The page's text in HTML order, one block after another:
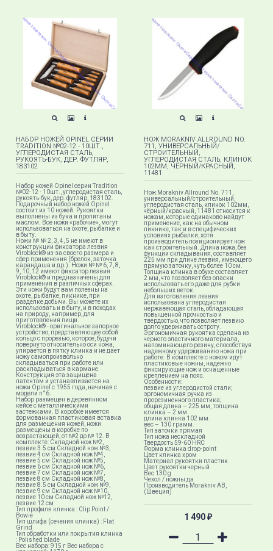
НАБОР НОЖЕЙ OPINEL СЕРИИ
TRADITION №02-12 - 10ШТ.,
УГЛЕРОДИСТАЯ СТАЛЬ,
РУКОЯТЬ-БУК, ДЕР. ФУТЛЯР,
183102
Набор ножей Opinel серии Tradition
№02-12 - 10шт., углеродистая сталь,
рукоять-бук, дер. футляр, 183102.
Подарочный набор ножей Opinel
состоит из 10 ножей. Рукоятки
выполнены из бука и пропитаны
маслом. Все ножи «рабочие», могут
использоваться на охоте, рыбалке и
в быту.
Ножи № № 2, 3, 4, 5 не имеют в
конструкции фиксатора лезвия
Viroblock® из-за своего размера и
сфер применения (брелок, заточка
карандаша и др.). Ножи № № 6, 7, 8,
9, 10, 12 имеют фиксатор лезвия
Viroblock® и предназначены для
применения в различных сферах.
Эти ножи будут вам полезны на
охоте, рыбалке, пикнике, при
разделке добычи. Вы можете их
использовать и в быту, и в походах
на природу, например, для
приготовления пищи.
Viroblock® - оригинальное запорное
устройство, представляющее собой
кольцо с прорезью, которое, будучи
повернуто относительно оси ножа,
упирается в пятку клинка и не дает
ножу самопроизвольно
складываться при работе или
раскладываться в кармане.
Конструкция эта защищена
патентом и устанавливается на
ножи Opinel с 1955 года, начиная с
модели n°6.
Набор размещен в деревянном
кейсе с металлическими
застежками. В коробке имеется
формованная пластиковая вставка
для размещения ножей, ножи
размещены в коробке по
возрастающей, от №2 до № 12. В
комплекте: Складной нож №2,
лезвие 3.5 см Складной нож №3,
лезвие 4 см Складной нож №4,
лезвие 5 см Складной нож №5,
лезвие 6 см Складной нож №6,
лезвие 7 см Складной нож №7,
лезвие 8 см Складной нож №8,
лезвие 8.5 см Складной нож №9,
лезвие 9 см Складной нож №10,
лезвие 10 см Складной нож №12,
лезвие 12 см
Тип профиля клинка : Clip Point /
Bowie
Тип шлифа (сечения клинка) : Flat
Grind
Тип обработки или покрытия клинка
: Polished blade
Вес набора: 915 г Вес набора с
НОЖ MORAKNIV ALLROUND NO.
711, УНИВЕРСАЛЬНЫЙ/
СТРОИТЕЛЬНЫЙ,
УГЛЕРОДИСТАЯ СТАЛЬ, КЛИНОК
102ММ, ЧЁРНЫЙ/КРАСНЫЙ,
11481
Нож Morakniv Allround No. 711,
универсальный/строительный,
углеродистая сталь, клинок 102мм,
чёрный/красный, 11481 относится к
ножам, которые одинаково найдут
применение, как на обычном
пикнике, так и в специфических
условиях рыбалки, хотя
производитель позиционирует нож
как строительный. Длина ножа, без
функции складывания, составляет
225 мм при длине лезвия, имеющего
прямую заточку, чуть более 10 см.
Толщина клинка в обухе составляет
2 мм, что позволяет без опаски
использовать его даже для рубки
небольших веток.
Для изготовления лезвия
использована углеродистая
нержавеющая сталь, обладающая
повышенной прочностью и
твердостью, что позволяет лезвию
долго удерживать остроту.
Эргономичная рукоятка сделана из
черного эластичного материала,
напоминающего резину, способствуя
надежному удерживанию ножа при
работе. В комплекте с ножом идут
пластиковые ножны, надежно
фиксирующие нож и оснащенные
креплением на пояс.
Особенности:
лезвие из углеродистой стали;
эргономичная ручка из
прорезиненного пластика;
общая длина – 225 мм, толщина
клинка – 2 мм.
длина клинка 102 мм.
вес – 130 грамм.
Тип заточки прямая
Тип ножа нескладной
Твердость 59-60 HRC
Форма клинка drop-point
Цвет клинка хром
Материал рукоятки пластик
Цвет рукоятки черный
Вес 130 g
Чехол / ножны да
Производитель Morakniv AB,
(Швеция)
1 490 ₽